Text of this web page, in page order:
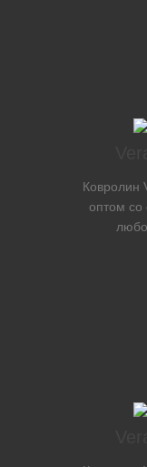
Ковролин
оптом со